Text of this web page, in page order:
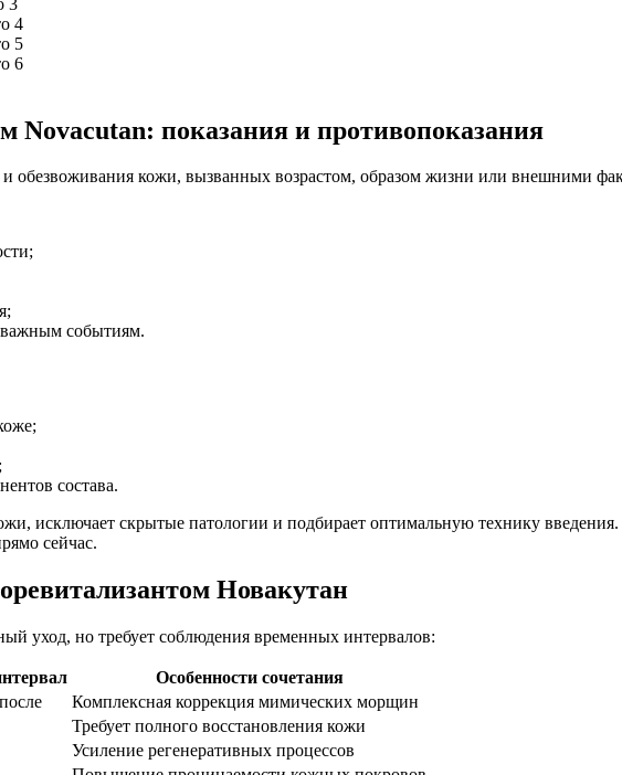
Novacutan: показания и противопоказания
обезвоживания кожи, вызванных возрастом, образом жизни или внешними
событиям.
состава.
исключает скрытые патологии и подбирает оптимальную технику
сейчас.
Новакутан
уход, но требует соблюдения временных интервалов:
Особенности сочетания
Комплексная коррекция мимических морщин
Требует полного восстановления кожи
Усиление регенеративных процессов